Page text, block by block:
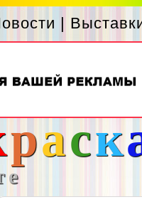
|
раск